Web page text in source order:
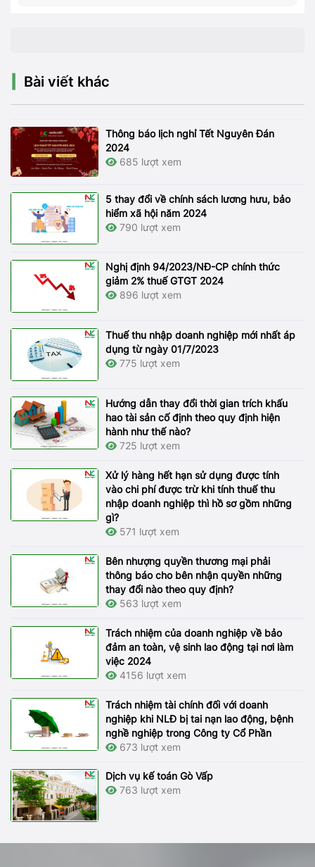
Bài viết khác
Thông báo lịch nghỉ Tết Nguyên Đán
2024
685 lượt xem
5 thay đổi về chính sách lương hưu, bảo
hiểm xã hội năm 2024
790 lượt xem
Nghị định 94/2023/NĐ-CP chính thức
giảm 2% thuế GTGT 2024
896 lượt xem
Thuế thu nhập doanh nghiệp mới nhất áp
dụng từ ngày 01/7/2023
775 lượt xem
Hướng dẫn thay đổi thời gian trích khấu
hao tài sản cố định theo quy định hiện
hành như thế nào?
725 lượt xem
Xử lý hàng hết hạn sử dụng được tính
vào chi phí được trừ khi tính thuế thu
nhập doanh nghiệp thì hồ sơ gồm những
gì?
571 lượt xem
Bên nhượng quyền thương mại phải
thông báo cho bên nhận quyền những
thay đổi nào theo quy định?
563 lượt xem
Trách nhiệm của doanh nghiệp về bảo
đảm an toàn, vệ sinh lao động tại nơi làm
việc 2024
4156 lượt xem
Trách nhiệm tài chính đối với doanh
nghiệp khi NLĐ bị tai nạn lao động, bệnh
nghề nghiệp trong Công ty Cổ Phần
673 lượt xem
Dịch vụ kế toán Gò Vấp
763 lượt xem